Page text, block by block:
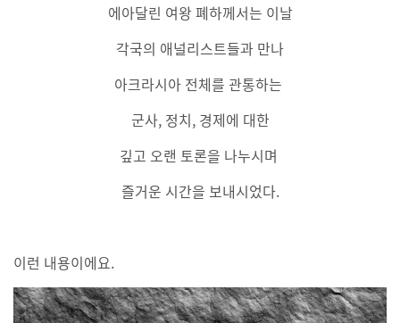
에아달린 여왕 폐하께서는 이날
각국의 애널리스트들과 만나
아크라시아 전체를 관통하는
군사, 정치, 경제에 대한
깊고 오랜 토론을 나누시며
즐거운 시간을 보내시었다.
이런 내용이에요.